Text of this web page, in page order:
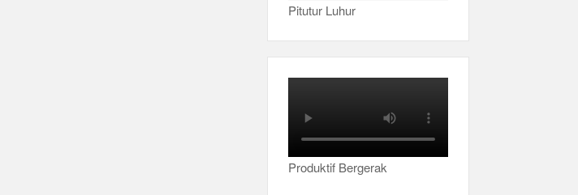
Pitutur Luhur
Produktif Bergerak